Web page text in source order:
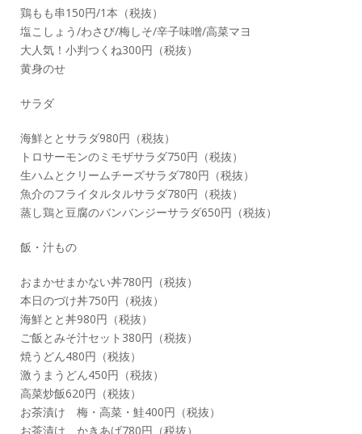
鶏もも串150円/1本（税抜）
塩こしょう/わさび/梅しそ/辛子味噌/高菜マヨ
大人気！小判つくね300円（税抜）
黄身のせ
サラダ
海鮮ととサラダ980円（税抜）
トロサーモンのミモザサラダ750円（税抜）
生ハムとクリームチーズサラダ780円（税抜）
魚介のフライタルタルサラダ780円（税抜）
蒸し鶏と豆腐のバンバンジーサラダ650円（税抜）
飯・汁もの
おまかせまかない丼780円（税抜）
本日のづけ丼750円（税抜）
海鮮とと丼980円（税抜）
ご飯とみそ汁セット380円（税抜）
焼うどん480円（税抜）
激うまうどん450円（税抜）
高菜炒飯620円（税抜）
お茶漬け 梅・高菜・鮭400円（税抜）
お茶漬け かきあげ780円（税抜）